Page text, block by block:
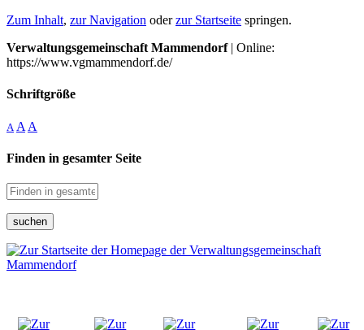
Zum Inhalt, zur Navigation oderzur Startseite springen.
Verwaltungsgemeinschaft Mammendorf| Online:
https://www.vgmammendorf.de/
Schriftgröße
A A A
Finden in gesamter Seite
suchen